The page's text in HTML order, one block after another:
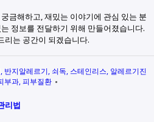
금해하고, 재밌는 이야기에 관심 있는 분
정보를 전달하기 위해 만들어졌습니다.
리는 공간이 되겠습니다.
반지알레르기 쇠독 스테인리스 알레르기진
부과 피부질환
리법